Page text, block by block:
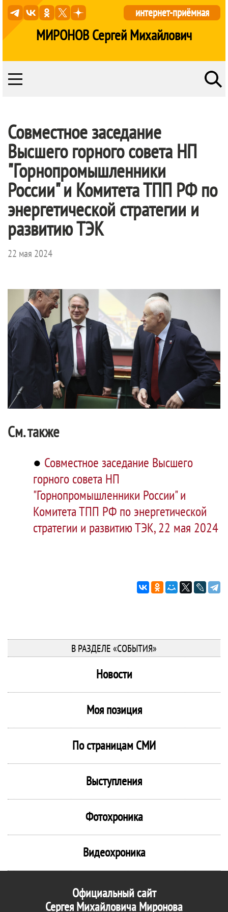
МИРОНОВ Сергей Михайлович
интернет-приёмная
Совместное заседание
Высшего горного совета НП
"Горнопромышленники
России" и Комитета ТПП РФ по
энергетической стратегии и
развитию ТЭК
22 мая 2024
См. также
● Совместное заседание Высшего
горного совета НП
"Горнопромышленники России" и
Комитета ТПП РФ по энергетической
стратегии и развитию ТЭК, 22 мая 2024
В РАЗДЕЛЕ «СОБЫТИЯ»
Новости
Моя позиция
По страницам СМИ
Выступления
Фотохроника
Видеохроника
Официальный сайт
Сергея Михайловича Миронова